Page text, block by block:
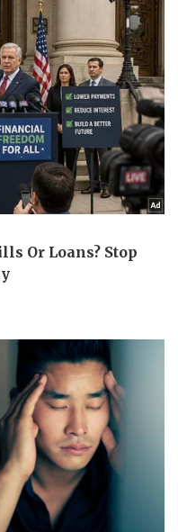
trí
Nghệ sĩ
Thời trang